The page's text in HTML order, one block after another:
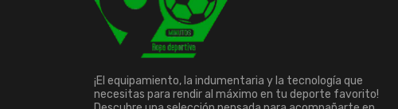
¡El equipamiento, la indumentaria y la tecnología que
necesitas para rendir al máximo en tu deporte favorito!